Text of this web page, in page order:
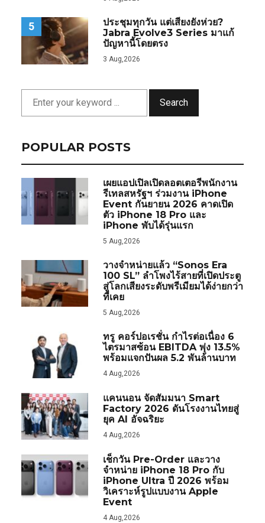
5
ประชุมทุกวัน แต่เสียงยังห่วย?
Jabra Evolve3 Series มาแก้
ปัญหานี้โดยตรง
3 Aug,2026
Search
POPULAR POSTS
เผยแอปเปิลเปิดลอตเตอรีพนักงาน
รีเทลสหรัฐฯ ร่วมงาน iPhone
Event กันยายน 2026 คาดเปิด
ตัว iPhone 18 Pro และ
iPhone พับได้รุ่นแรก
5 Aug,2026
วางจำหน่ายแล้ว “Sonos Era
100 SL” ลำโพงไร้สายที่เปิดประตู
สู่โลกเสียงระดับพรีเมียมได้ง่ายกว่า
ที่เคย
5 Aug,2026
ทรู คอร์ปอเรชั่น กำไรต่อเนื่อง 6
ไตรมาสซ้อน EBITDA พุ่ง 13.5%
พร้อมแจกปันผล 5.2 พันล้านบาท
4 Aug,2026
แคนนอน จัดสัมมนา Smart
Factory 2026 ดันโรงงานไทยสู่
ยุค AI อัจฉริยะ
4 Aug,2026
เช็กวัน Pre-Order และวาง
จำหน่าย iPhone 18 Pro กับ
iPhone Ultra ปี 2026 พร้อม
วิเคราะห์รูปแบบงาน Apple
Event
4 Aug,2026